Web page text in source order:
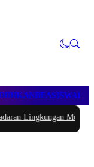
BEASISWA
Melalui